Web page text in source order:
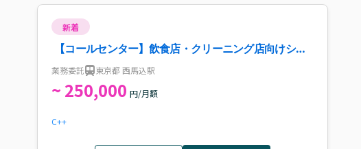
新着
【コールセンター】飲食店・クリーニング店向けシス
テム問い合わせ対応案件・求人
業務委託 東京都 西馬込駅
~ 250,000 円/月額
C++